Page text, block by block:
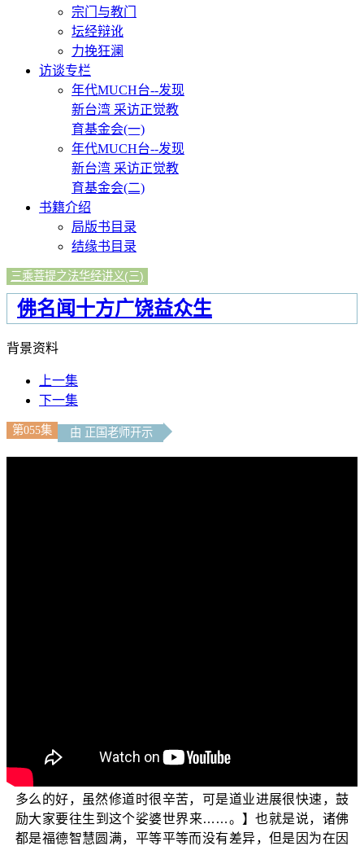
宗门与教门
坛经辩讹
力挽狂澜
访谈专栏
年代MUCH台--发现
新台湾 采访正觉教
育基金会(一)
年代MUCH台--发现
新台湾 采访正觉教
育基金会(二)
书籍介绍
局版书目录
结缘书目录
三乘菩提之法华经讲义(三)
佛名闻十方广饶益众生
背景资料
上一集
下一集
第055集 由 正国老师开示
佛、无量寿如来，说大家应当求愿往生；可是十方世界中
的诸佛如来却在向大家介绍说，娑婆世界 释迦如来那里是
多么的好，虽然修道时很辛苦，可是道业进展很快速，鼓
励大家要往生到这个娑婆世界来……。】也就是说，诸佛
都是福德智慧圆满，平等平等而没有差异，但是因为在因